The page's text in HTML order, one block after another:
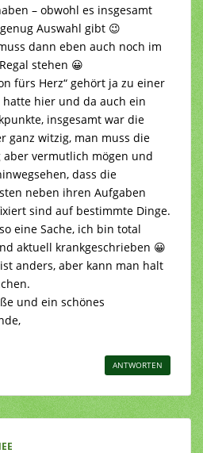
– obwohl es insgesamt
Auswahl gibt 😉
dann eben auch noch im
stehen 😀
fürs Herz“ gehört ja zu einer
hatte hier und da auch ein
insgesamt war die
ganz witzig, man muss die
aber vermutlich mögen und
dass die
neben ihren Aufgaben
sind auf bestimmte Dinge.
eine Sache, ich bin total
aktuell krankgeschrieben 😀
anders, aber kann man halt
und ein schönes
ANTWORTEN